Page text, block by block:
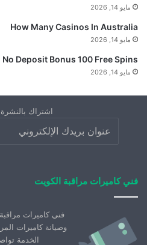
مايو 14, 2026
How Many Casinos In Australia
مايو 14, 2026
Deposit Bonus 100 Free Spins
مايو 14, 2026
اشتراك بالنشرة
فني كاميرات مراقبة الكويت
فني كاميرات
وصيانة كاميرات
الخدمة